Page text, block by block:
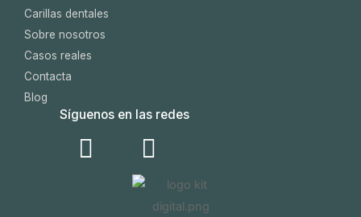
Carillas dentales
Sobre nosotros
Casos reales
Contacta
Blog
Síguenos en las redes
I
n
W
h